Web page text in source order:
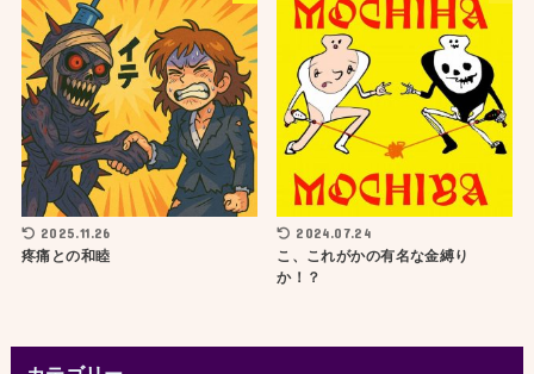
2025.11.26
疼痛との和睦
2024.07.24
こ、これがかの有名な金縛り
か！？